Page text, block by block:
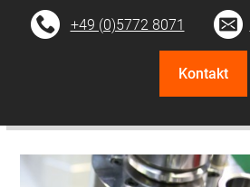
+49 (0)5772 8071
Kontakt
fraessspindel-1.jpg